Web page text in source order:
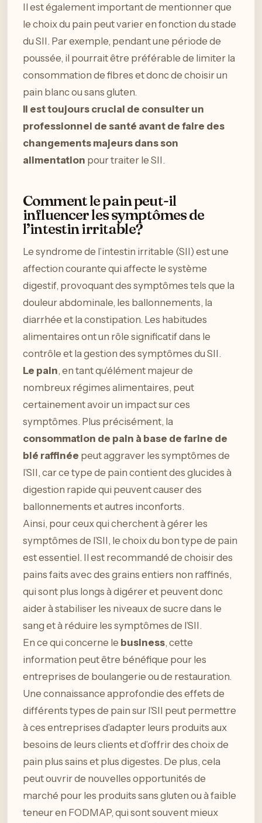
Il est également important de mentionner que
le choix du pain peut varier en fonction du stade
du SII. Par exemple, pendant une période de
poussée, il pourrait être préférable de limiter la
consommation de fibres et donc de choisir un
pain blanc ou sans gluten.
Il est toujours crucial de consulter un
professionnel de santé avant de faire des
changements majeurs dans son
alimentation pour traiter le SII.
Comment le pain peut-il
influencer les symptômes de
l’intestin irritable?
Le syndrome de l’intestin irritable (SII) est une
affection courante qui affecte le système
digestif, provoquant des symptômes tels que la
douleur abdominale, les ballonnements, la
diarrhée et la constipation. Les habitudes
alimentaires ont un rôle significatif dans le
contrôle et la gestion des symptômes du SII.
Le pain, en tant qu’élément majeur de
nombreux régimes alimentaires, peut
certainement avoir un impact sur ces
symptômes. Plus précisément, la
consommation de pain à base de farine de
blé raffinée peut aggraver les symptômes de
l’SII, car ce type de pain contient des glucides à
digestion rapide qui peuvent causer des
ballonnements et autres inconforts.
Ainsi, pour ceux qui cherchent à gérer les
symptômes de l’SII, le choix du bon type de pain
est essentiel. Il est recommandé de choisir des
pains faits avec des grains entiers non raffinés,
qui sont plus longs à digérer et peuvent donc
aider à stabiliser les niveaux de sucre dans le
sang et à réduire les symptômes de l’SII.
En ce qui concerne le business, cette
information peut être bénéfique pour les
entreprises de boulangerie ou de restauration.
Une connaissance approfondie des effets de
différents types de pain sur l’SII peut permettre
à ces entreprises d’adapter leurs produits aux
besoins de leurs clients et d’offrir des choix de
pain plus sains et plus digestes. De plus, cela
peut ouvrir de nouvelles opportunités de
marché pour les produits sans gluten ou à faible
teneur en FODMAP, qui sont souvent mieux